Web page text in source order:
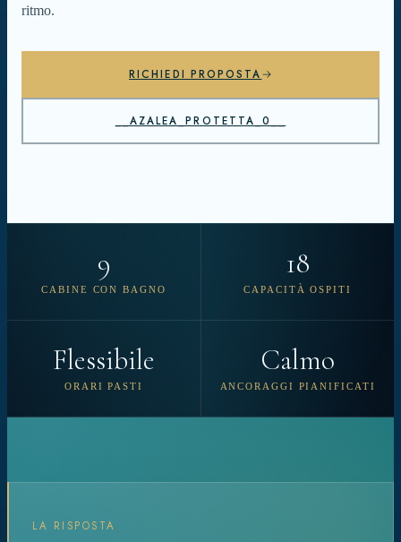
ritmo.
RICHIEDI PROPOSTA
__AZALEA_PROTETTA_0__
9
CABINE CON BAGNO
18
CAPACITÀ OSPITI
Flessibile
ORARI PASTI
Calmo
ANCORAGGI PIANIFICATI
LA RISPOSTA